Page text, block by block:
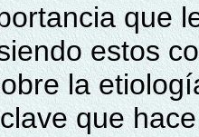
que
estos
la
que